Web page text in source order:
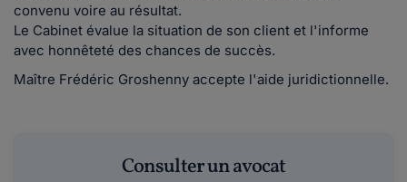
convenu voire au résultat.
Le Cabinet évalue la situation de son client et l'informe
avec honnêteté des chances de succès.
Maître Frédéric Groshenny accepte l'aide juridictionnelle.
Consulter un avocat